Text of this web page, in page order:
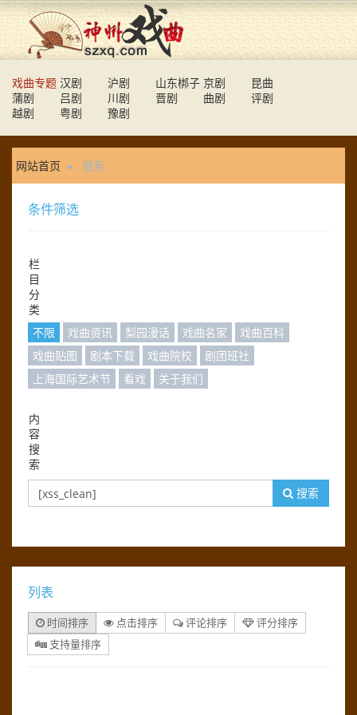
戏曲专题 汉剧 沪剧 山东梆子 京剧
昆曲
蒲剧
吕剧 川剧 晋剧 曲剧
评剧
越剧
粤剧 豫剧
网站首页 搜索
条件筛选
栏
目
分
类
不限
戏曲资讯 梨园漫话 戏曲名家
戏曲百科
戏曲贴图
剧本下载 戏曲院校
剧团班社
上海国际艺术节
看戏 关于我们
内
容
搜
索
搜索
列表
时间排序 点击排序 评论排序
评分排序
支持量排序